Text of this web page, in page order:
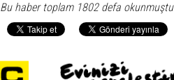
Bu haber toplam 1802 defa